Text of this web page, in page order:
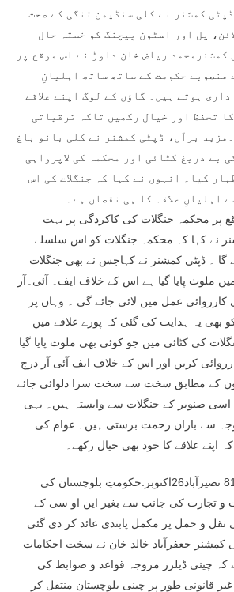
کمشنر نے کلی سنڈیمن تنگی کے صحت
پل اور اسٹون پیچنگ کو خستہ حال
کمشنرمحمد ریاض خان داوڑ نے اس موقع پر
منصوبے حکومت کے ساتھ ساتھ اہلیانِ
داری ہوتے ہیں۔ گاؤں کے لوگ اپنے علاقے
تحفظ اور خیال رکھیں تاکہ ترقیاتی
برآں، ڈپٹی کمشنر نے کلی بانو باغ
بے دریغ کٹائی اور محکمہ کی لاپرواہی
کیا۔ انہوں نے کہا کہ جنگلات کی اس
اہلیانِ علاقہ کا ہی نقصان ہے۔
پر محکمہ جنگلات کی کاکردگی پر بہت
نے کہا کہ محکمہ جنگلات کو اس سلسلے
گا ۔ ڈپٹی کمشنر نے کہاجس نے بھی جنگلات
ملوث پایا گیا ہے اس کے خلاف ایف۔ آئی۔آر
عمل میں لائی جائے گی ۔ وہاں پر
بھی یہ ہدایت کی گئی کہ پورے علاقے میں
کی کٹائی میں جو کوئی بھی ملوث پایا گیا
کریں اور اس کے خلاف ایف آئی آر درج
کے مطابق سخت سے سخت سزا دلوائی جائے
اسی صنوبر کے جنگلات سے وابستہ ہیں۔ یہی
سے باران رحمت برستی ہیں۔ عوام کی
اپنے علاقے کا خود بھی خیال رکھے۔
خبرنامہ نمبر 8109/2025 نصیرآباد26اکتوبر:حکومتِ بلوچستان کی
و تجارت کی جانب سے بغیر این او سی کے
نقل و حمل پر مکمل پابندی عائد کر دی گئی
کمشنر جعفرآباد خالد خان نے سخت احکامات
کہ چینی ڈیلرز مروجہ قواعد و ضوابط کی
قانونی طور پر چینی بلوچستان منتقل کر